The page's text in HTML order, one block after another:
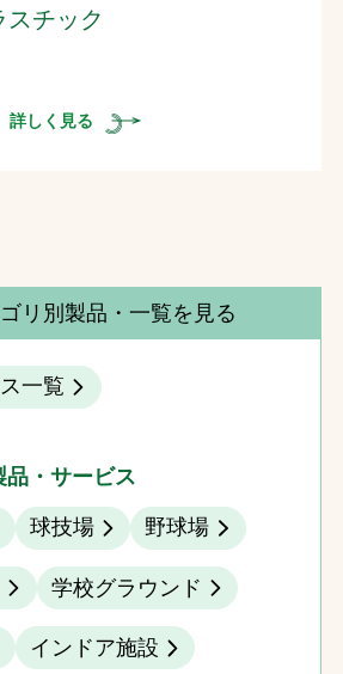
スチック
詳しく見る
リ別製品・一覧を見る
一覧
品・サービス
球技場 野球場
学校グラウンド
インドア施設